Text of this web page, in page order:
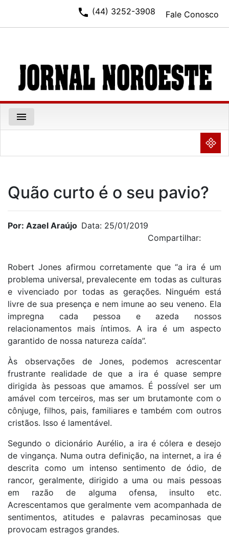
Fale Conosco
phone (44) 3252-3908
menu
NULL
Quão curto é o seu pavio?
Por: Azael Araújo Data: 25/01/2019
Compartilhar:
Robert Jones afirmou corretamente que “a ira é um
problema universal, prevalecente em todas as culturas
e vivenciado por todas as gerações. Ninguém está
livre de sua presença e nem imune ao seu veneno. Ela
impregna cada pessoa e azeda nossos
relacionamentos mais íntimos. A ira é um aspecto
garantido de nossa natureza caída”.
Às observações de Jones, podemos acrescentar
frustrante realidade de que a ira é quase sempre
dirigida às pessoas que amamos. É possível ser um
amável com terceiros, mas ser um brutamonte com o
cônjuge, filhos, pais, familiares e também com outros
cristãos. Isso é lamentável.
Segundo o dicionário Aurélio, a ira é cólera e desejo
de vingança. Numa outra definição, na internet, a ira é
descrita como um intenso sentimento de ódio, de
rancor, geralmente, dirigido a uma ou mais pessoas
em razão de alguma ofensa, insulto etc.
Acrescentamos que geralmente vem acompanhada de
sentimentos, atitudes e palavras pecaminosas que
provocam estragos grandes.